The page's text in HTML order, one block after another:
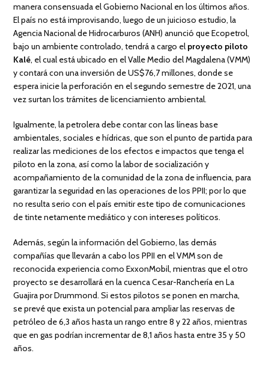
manera consensuada el Gobierno Nacional en los últimos años.
El país no está improvisando, luego de un juicioso estudio, la
Agencia Nacional de Hidrocarburos (ANH) anunció que Ecopetrol,
bajo un ambiente controlado, tendrá a cargo el proyecto piloto
Kalé, el cual está ubicado en el Valle Medio del Magdalena (VMM)
y contará con una inversión de US$76,7 millones, donde se
espera inicie la perforación en el segundo semestre de 2021, una
vez surtan los trámites de licenciamiento ambiental.
Igualmente, la petrolera debe contar con las líneas base
ambientales, sociales e hídricas, que son el punto de partida para
realizar las mediciones de los efectos e impactos que tenga el
piloto en la zona, así como la labor de socialización y
acompañamiento de la comunidad de la zona de influencia, para
garantizar la seguridad en las operaciones de los PPII; por lo que
no resulta serio con el país emitir este tipo de comunicaciones
de tinte netamente mediático y con intereses políticos.
Además, según la información del Gobierno, las demás
compañías que llevarán a cabo los PPII en el VMM son de
reconocida experiencia como ExxonMobil, mientras que el otro
proyecto se desarrollará en la cuenca Cesar-Ranchería en La
Guajira por Drummond. Si estos pilotos se ponen en marcha,
se prevé que exista un potencial para ampliar las reservas de
petróleo de 6,3 años hasta un rango entre 8 y 22 años, mientras
que en gas podrían incrementar de 8,1 años hasta entre 35 y 50
años.